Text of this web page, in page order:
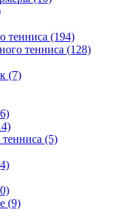
тенниса (194)
тенниса (128)
(7)
(5)
(9)